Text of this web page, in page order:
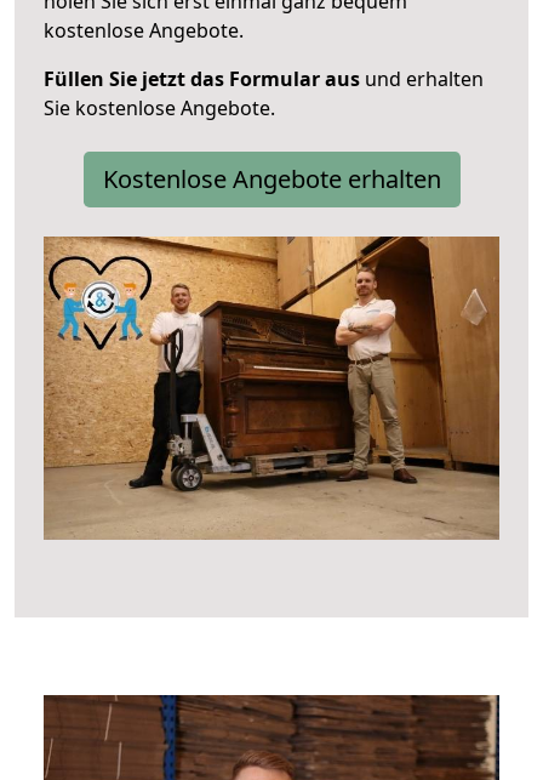
kostenlose Angebote.
Füllen Sie jetzt das Formular aus und erhalten
Sie kostenlose Angebote.
Kostenlose Angebote erhalten